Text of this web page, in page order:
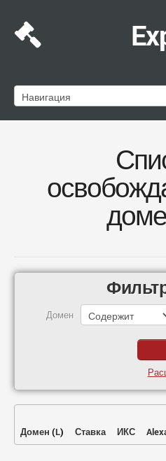
Домен
Домен (L) Ставка ИКС